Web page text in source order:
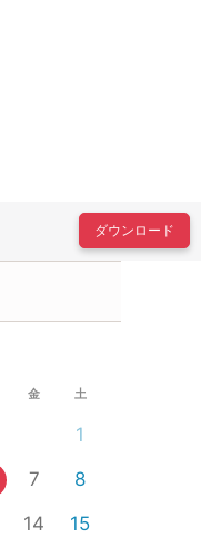
ダウンロード
金 土
1
7
8
14
15